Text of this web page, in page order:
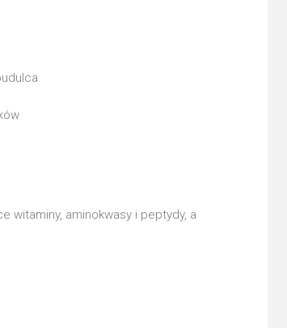
witaminy, aminokwasy i peptydy, a